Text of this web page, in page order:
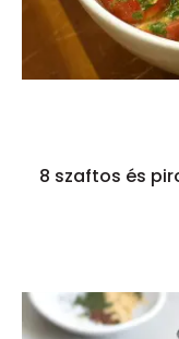
8 szaftos és